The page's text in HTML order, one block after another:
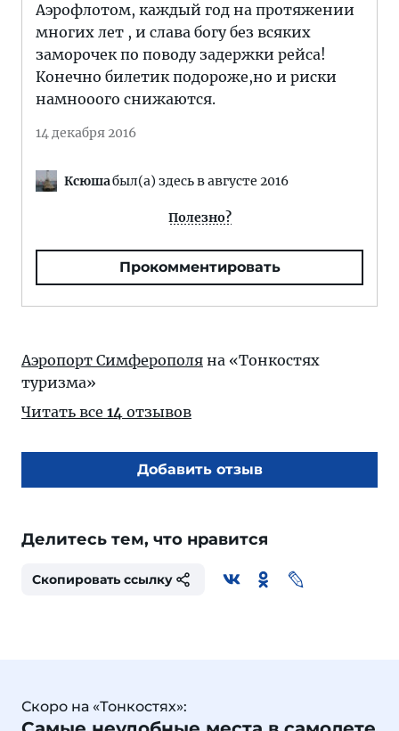
Аэрофлотом, каждый год на протяжении
многих лет , и слава богу без всяких
заморочек по поводу задержки рейса!
Конечно билетик подороже,но и риски
намнооого снижаются.
14 декабря 2016
Ксюшабыл(а) здесь в августе 2016
Полезно?
Прокомментировать
Аэропорт Симферополя на «Тонкостях
туризма»
Читать все 14 отзывов
Добавить отзыв
Делитесь тем, что нравится
Скопировать ссылку
Скоро на «Тонкостях»: